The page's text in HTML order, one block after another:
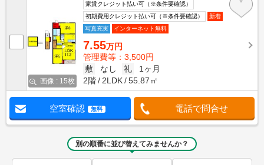
画像 : 15枚
家賃クレジット払い可（※条件要確認）
初期費用クレジット払い可（※条件要確認）
新着
写真充実
インターネット無料
7.55万円
管理費等：3,500円
敷
なし 礼
1ヶ月
2階
2LDK 55.87㎡
空室確認 無料 電話で問合せ
別の順番に並び替えてみませんか？